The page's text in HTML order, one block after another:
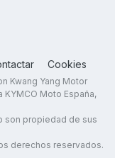
Cookies
Kwang Yang Motor
KYMCO Moto España,
son propiedad de sus
derechos reservados.